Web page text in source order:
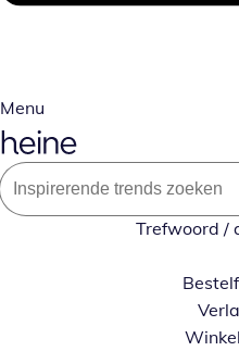
Menu
Trefwoord /